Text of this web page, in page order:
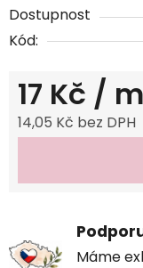
Dostupnost
Kód:
17 Kč / m
14,05 Kč bez DPH
Máme